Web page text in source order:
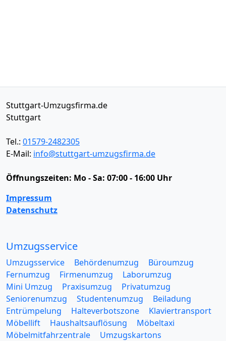
Stuttgart-Umzugsfirma.de
Stuttgart
Tel.: 01579-2482305
E-Mail: info@stuttgart-umzugsfirma.de
Öffnungszeiten: Mo - Sa: 07:00 - 16:00 Uhr
Impressum
Datenschutz
Umzugsservice
Umzugsservice Behördenumzug
Büroumzug
Fernumzug
Firmenumzug
Laborumzug
Mini Umzug
Praxisumzug
Privatumzug
Seniorenumzug
Studentenumzug
Beiladung
Entrümpelung
Halteverbotszone
Klaviertransport
Möbellift
Haushaltsauflösung
Möbeltaxi
Möbelmitfahrzentrale
Umzugskartons